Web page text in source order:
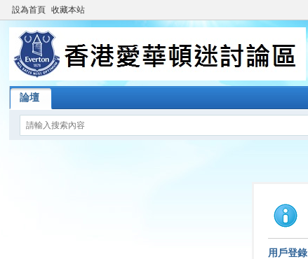
設為首頁 收藏本站
論壇
用戶登錄